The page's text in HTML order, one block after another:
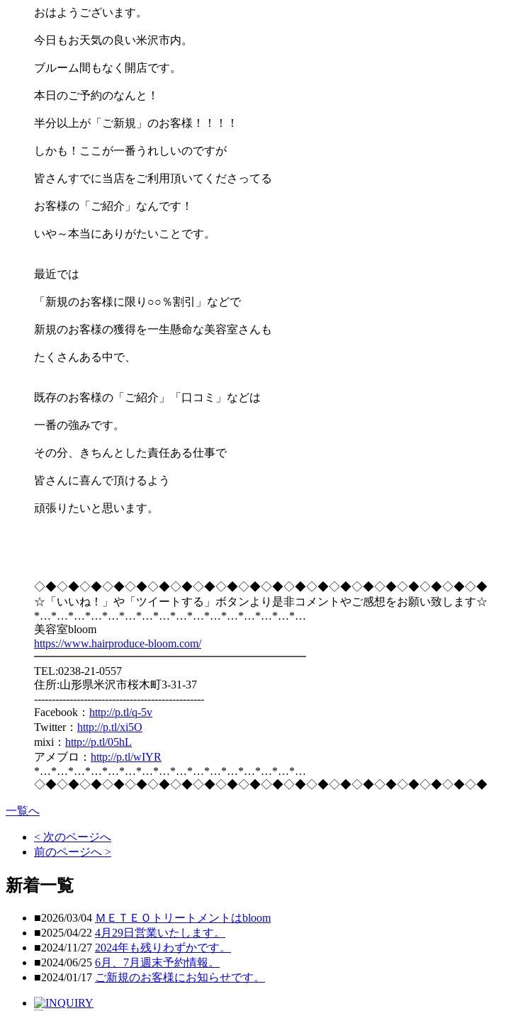
おはようございます。
今日もお天気の良い米沢市内。
ブルーム間もなく開店です。
本日のご予約のなんと！
半分以上が「ご新規」のお客様！！！！
しかも！ここが一番うれしいのですが
皆さんすでに当店をご利用頂いてくださってる
お客様の「ご紹介」なんです！
いや～本当にありがたいことです。
最近では
「新規のお客様に限り○○％割引」などで
新規のお客様の獲得を一生懸命な美容室さんも
たくさんある中で、
既存のお客様の「ご紹介」「口コミ」などは
一番の強みです。
その分、きちんとした責任ある仕事で
皆さんに喜んで頂けるよう
頑張りたいと思います。
◇◆◇◆◇◆◇◆◇◆◇◆◇◆◇◆◇◆◇◆◇◆◇◆◇◆◇◆◇◆◇◆◇◆◇◆◇◆◇◆
☆「いいね！」や「ツイートする」ボタンより是非コメントやご感想をお願い致します☆
*…*…*…*…*…*…*…*…*…*…*…*…*…*…*…*…
美容室bloom
https://www.hairproduce-bloom.com/
━━━━━━━━━━━━━━━━━━━━━━━━
TEL:0238-21-0557
住所:山形県米沢市桜木町3-31-37
------------------------------------------------
Facebook： http://p.tl/q-5v
Twitter： http://p.tl/xi5O
mixi： http://p.tl/05hL
アメブロ： http://p.tl/wIYR
*…*…*…*…*…*…*…*…*…*…*…*…*…*…*…*…
◇◆◇◆◇◆◇◆◇◆◇◆◇◆◇◆◇◆◇◆◇◆◇◆◇◆◇◆◇◆◇◆◇◆◇◆◇◆◇◆
一覧へ
< 次のページへ
前のページへ >
新着一覧
■2026/03/04 ＭＥＴＥＯトリートメントはbloom
■2025/04/22 4月29日営業いたします。
■2024/11/27 2024年も残りわずかです。
■2024/06/25 6月、7月週末予約情報。
■2024/01/17 ご新規のお客様にお知らせです。